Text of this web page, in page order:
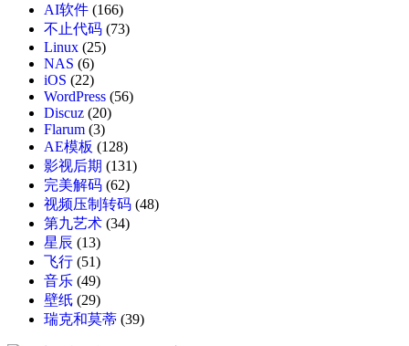
AI软件 (166)
不止代码 (73)
Linux (25)
NAS (6)
iOS (22)
WordPress (56)
Discuz (20)
Flarum (3)
AE模板 (128)
影视后期 (131)
完美解码 (62)
视频压制转码 (48)
第九艺术 (34)
星辰 (13)
飞行 (51)
音乐 (49)
壁纸 (29)
瑞克和莫蒂 (39)